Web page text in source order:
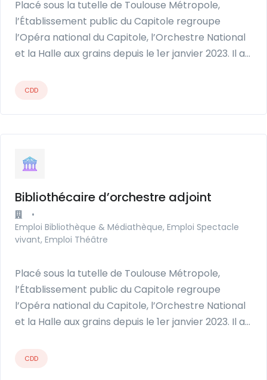
Placé sous la tutelle de Toulouse Métropole,
l’Établissement public du Capitole regroupe
l’Opéra national du Capitole, l’Orchestre National
et la Halle aux grains depuis le 1er janvier 2023. Il a…
CDD
Bibliothécaire d’orchestre adjoint
•
Emploi Bibliothèque & Médiathèque, Emploi Spectacle
vivant, Emploi Théâtre
Placé sous la tutelle de Toulouse Métropole,
l’Établissement public du Capitole regroupe
l’Opéra national du Capitole, l’Orchestre National
et la Halle aux grains depuis le 1er janvier 2023. Il a…
CDD